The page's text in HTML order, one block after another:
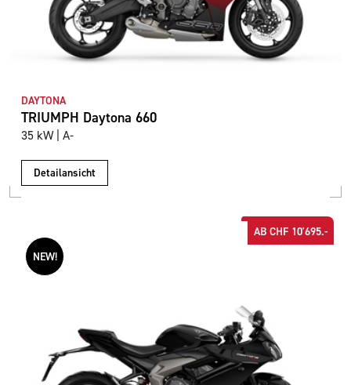
DAYTONA
TRIUMPH Daytona 660
35 kW | A-
Detailansicht
NEW!
AB CHF 10'695.-